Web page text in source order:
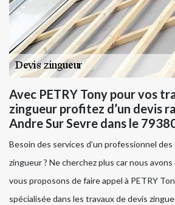
Avec PETRY Tony pour vos
zingueur profitez d’un devis
Andre Sur Sevre dans le
Besoin des services d’un professionnel
zingueur ? Ne cherchez plus car nous
vous proposons de faire appel à PETRY
spécialisée dans les travaux de devis